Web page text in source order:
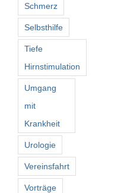
Schmerz
Selbsthilfe
Tiefe
Hirnstimulation
Umgang
mit
Krankheit
Urologie
Vereinsfahrt
Vorträge